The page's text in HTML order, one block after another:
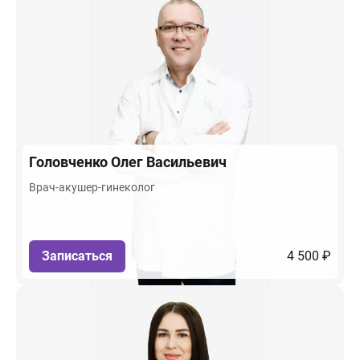
ГоловченкоОлег Васильевич
Врач-акушер-гинеколог
Записаться 4 500 ₽